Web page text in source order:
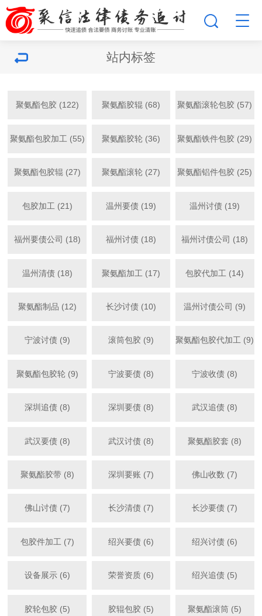
站内标签
聚氨酯包胶 (122) 聚氨酯胶辊 (68) 聚氨酯滚轮包胶 (57)
聚氨酯包胶加工 (55) 聚氨酯胶轮 (36) 聚氨酯铁件包胶 (29)
聚氨酯包胶辊 (27) 聚氨酯滚轮 (27) 聚氨酯铝件包胶 (25)
包胶加工 (21) 温州要债 (19) 温州讨债 (19)
福州要债公司 (18) 福州讨债 (18) 福州讨债公司 (18)
温州清债 (18) 聚氨酯加工 (17) 包胶代加工 (14)
聚氨酯制品 (12) 长沙讨债 (10) 温州讨债公司 (9)
宁波讨债 (9) 滚筒包胶 (9) 聚氨酯包胶代加工 (9)
聚氨酯包胶轮 (9) 宁波要债 (8) 宁波收债 (8)
深圳追债 (8) 深圳要债 (8) 武汉追债 (8)
武汉要债 (8) 武汉讨债 (8) 聚氨酯胶套 (8)
聚氨酯胶带 (8) 深圳要账 (7) 佛山收数 (7)
佛山讨债 (7) 长沙清债 (7) 长沙要债 (7)
包胶件加工 (7) 绍兴要债 (6) 绍兴讨债 (6)
设备展示 (6) 荣誉资质 (6) 绍兴追债 (5)
胶轮包胶 (5) 胶辊包胶 (5) 聚氨酯滚筒 (5)